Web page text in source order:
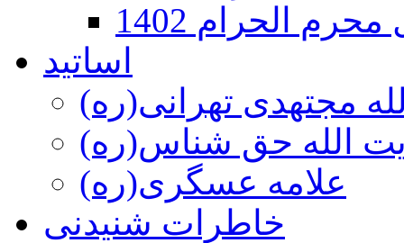
الحرام 1402
اساتید
مجتهدی تهرانی(ره)
الله حق شناس(ره)
علامه عسگری(ره)
خاطرات شنیدنی